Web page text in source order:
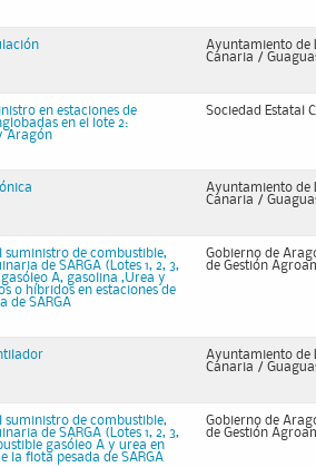
Ayuntamiento de
Canaria /
en estaciones de
en el lote 2:
Aragón
Sociedad Estatal
Ayuntamiento de
Canaria /
de combustible,
de SARGA (Lotes 1, 2, 3,
A, gasolina ,Urea y
o híbridos en estaciones de
de SARGA
Gobierno de
de Gestión
Ayuntamiento de
Canaria /
de combustible,
de SARGA (Lotes 1, 2, 3,
gasóleo A y urea en
la flota pesada de SARGA
Gobierno de
de Gestión